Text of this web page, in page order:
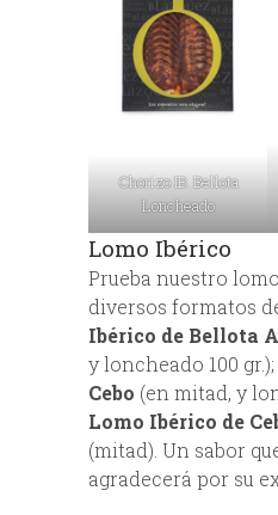
Chorizo IB. Bellota
Loncheado
Lomo Ibérico
Prueba nuestro
diversos formatos
Ibérico de Bellota
y loncheado 100 gr.);
Cebo (en mitad, y
Lomo Ibérico de
(mitad). Un sabor
agradecerá por su